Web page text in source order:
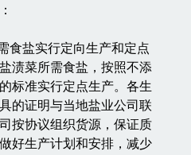
盐实行定向生产和定点
渍菜所需食盐，按照不添
标准实行定点生产。各生
的证明与当地盐业公司联
按协议组织货源，保证质
好生产计划和安排，减少